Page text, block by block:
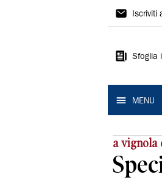
Iscriviti
Sfoglia
MENU
a vignola